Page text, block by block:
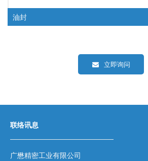
油封
立即询问
联络讯息
广懋精密工业有限公司